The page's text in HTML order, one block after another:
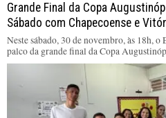
Grande Final da Copa
Sábado com Chapecoense e
Neste sábado, 30 de novembro, às 18h,
palco da grande final da Copa